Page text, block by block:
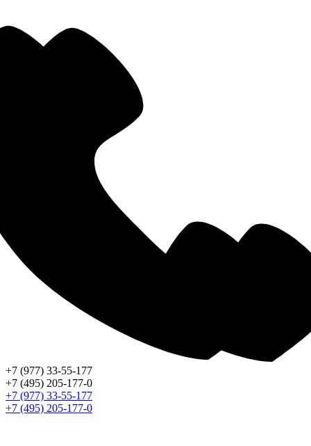
+7 (977) 33-55-177
+7 (495) 205-177-0
+7 (977) 33-55-177
+7 (495) 205-177-0